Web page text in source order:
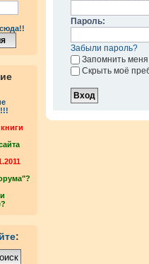
:
Пароль:
Забыли пароль?
Запомнить меня
Скрыть моё